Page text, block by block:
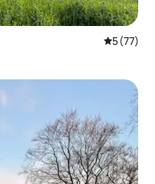
5 ud af 5 i
5 (77)